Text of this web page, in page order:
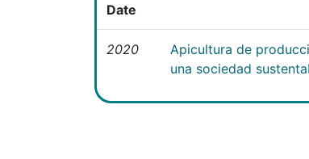
Date
2020
Apicultura de
una sociedad